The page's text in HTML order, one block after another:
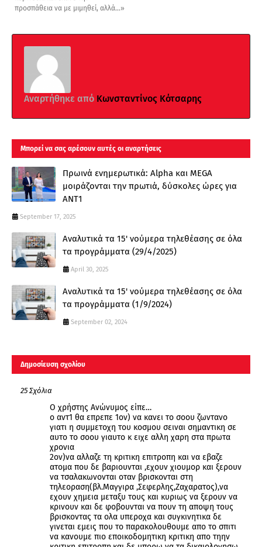
προσπάθεια να με μιμηθεί, αλλά...»
Αναρτήθηκε από Κωνσταντίνος Κότσαρης
Μπορεί να σας αρέσουν αυτές οι αναρτήσεις
Πρωινά ενημερωτικά: Alpha και MEGA
μοιράζονται την πρωτιά, δύσκολες ώρες για
ΑΝΤ1
September 17, 2025
Αναλυτικά τα 15' νούμερα τηλεθέασης σε όλα
τα προγράμματα (29/4/2025)
April 30, 2025
Αναλυτικά τα 15' νούμερα τηλεθέασης σε όλα
τα προγράμματα (1/9/2024)
September 02, 2024
Δημοσίευση σχολίου
25 Σχόλια
Ο χρήστης Ανώνυμος είπε…
ο αντ1 θα επρεπε 1ον) να κανει το σοου ζωντανο
γιατι η συμμετοχη του κοσμου σειναι σημαντικη σε
αυτο το σοου γιαυτο κ ειχε αλλη χαρη στα πρωτα
χρονια
2ον)να αλλαζε τη κριτικη επιτροπη και να εβαζε
ατομα που δε βαριουνται ,εχουν χιουμορ και ξερουν
να τσαλακωνονται οταν βρισκονται στη
τηλεοραση(βλ.Μαγγιρα ,Σεφερλης,Ζαχαρατος),να
εχουν χημεια μεταξυ τους και κυριως να ξερουν να
κρινουν και δε φοβουνται να πουν τη αποψη τους
βρισκοντας τα ολα υπεροχα και συγκινητικα δε
γινεται εμεις που το παρακολουθουμε απο το σπιτι
να κανουμε πιο εποικοδομητικη κριτικη απο τηην